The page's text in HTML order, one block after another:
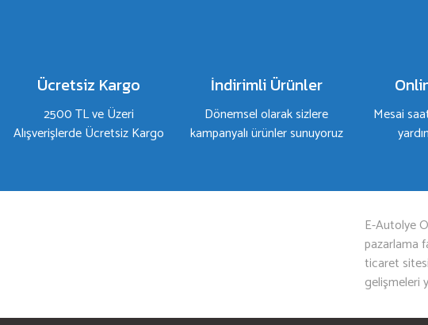
Bu ürüne benzer farklı alternatifler olmalı.
Ücretsiz Kargo
2500 TL ve Üzeri
Alışverişlerde Ücretsiz Kargo
İndirimli Ürünler
Dönemsel olarak sizlere
kampanyalı ürünler sunuyoruz
Mesai
E-Autolye
pazarlama
ticaret
gelişmeleri